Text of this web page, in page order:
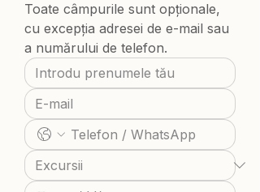
Toate câmpurile sunt opționale,
cu excepția adresei de e-mail sau
a numărului de telefon.